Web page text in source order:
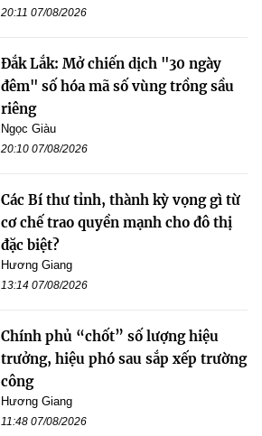
20:11 07/08/2026
Đắk Lắk: Mở chiến dịch "30 ngày
đêm" số hóa mã số vùng trồng sầu
riêng
Ngọc Giàu
20:10 07/08/2026
Các Bí thư tỉnh, thành kỳ vọng gì từ
cơ chế trao quyền mạnh cho đô thị
đặc biệt?
Hương Giang
13:14 07/08/2026
Chính phủ “chốt” số lượng hiệu
trưởng, hiệu phó sau sắp xếp trường
công
Hương Giang
11:48 07/08/2026